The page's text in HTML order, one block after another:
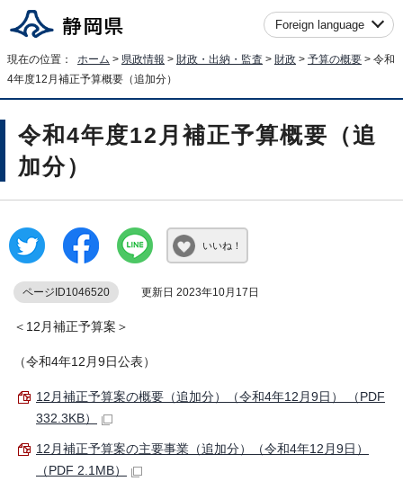
Foreign language
現在の位置： ホーム > 県政情報 > 財政・出納・監査 > 財政 > 予算の概要 > 令和
4年度12月補正予算概要（追加分）
令和4年度12月補正予算概要（追
加分）
いいね！
ページID1046520 更新日 2023年10月17日
＜12月補正予算案＞
（令和4年12月9日公表）
12月補正予算案の概要（追加分）（令和4年12月9日） （PDF
332.3KB）
12月補正予算案の主要事業（追加分）（令和4年12月9日）
（PDF 2.1MB）